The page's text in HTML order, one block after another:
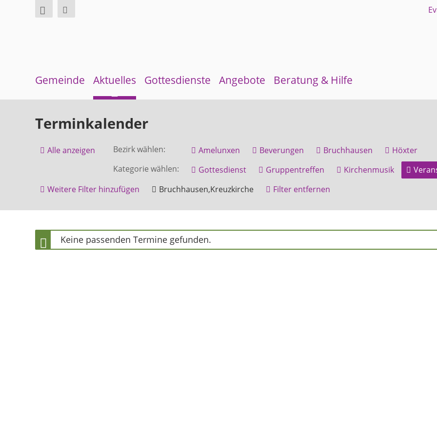
Gemeinde
Überblick Bezirke
Gremien und Ausschüsse
Pfarrer und Pfarrerinnen
Gemeindebüro
Aktuelles
Terminkalender
Gemeindebrief
Andachten zum Monatsspruch
Gottesdienste Angebote
Kinder- und Jugendarbeit
Evangelisches Forum
Beratung & Hilfe
Krebsberatung
Antidiskriminierungsstelle
Mittagstisch
Terminkalender
Alle anzeigen Bezirk wählen: Amelunxen Beverungen Bruchhausen
Höxter
Kategorie wählen:
Gottesdienst Gruppentreffen Kirchenmusik
Weitere Filter hinzufügen
Bruchhausen,Kreuzkirche Filter entfernen
Keine passenden Termine gefunden.